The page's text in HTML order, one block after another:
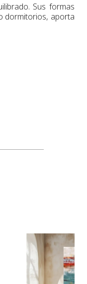
Sus formas
dormitorios, aporta